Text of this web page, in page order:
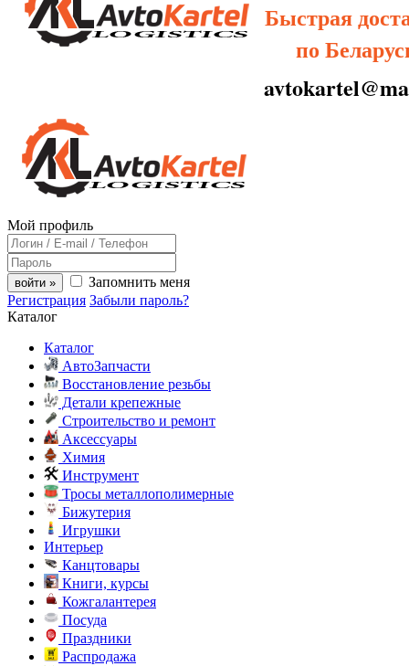
Быстрая
по
Мой профиль
войти »
Запомнить меня
Регистрация Забыли пароль?
Каталог
Каталог
АвтоЗапчасти
Восстановление резьбы
Детали крепежные
Строительство и ремонт
Аксессуары
Химия
Инструмент
Тросы металлополимерные
Бижутерия
Игрушки
Интерьер
Канцтовары
Книги, курсы
Кожгалантерея
Посуда
Праздники
Распродажа